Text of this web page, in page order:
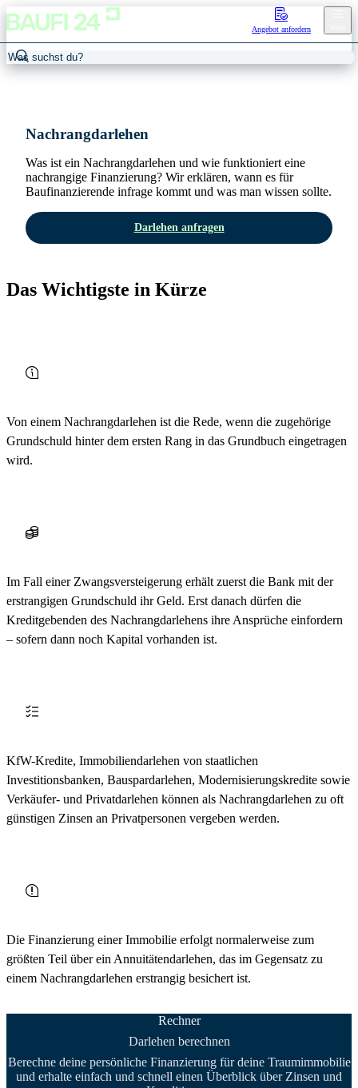
Angebot anfordern
Nachrangdarlehen
Was ist ein Nachrangdarlehen und wie funktioniert eine
nachrangige Finanzierung? Wir erklären, wann es für
Baufinanzierende infrage kommt und was man wissen sollte.
Darlehen anfragen
Das Wichtigste in Kürze
Von einem Nachrangdarlehen ist die Rede, wenn die zugehörige
Grundschuld hinter dem ersten Rang in das Grundbuch eingetragen
wird.
Im Fall einer Zwangsversteigerung erhält zuerst die Bank mit der
erstrangigen Grundschuld ihr Geld. Erst danach dürfen die
Kreditgebenden des Nachrangdarlehens ihre Ansprüche einfordern
– sofern dann noch Kapital vorhanden ist.
KfW-Kredite, Immobiliendarlehen von staatlichen
Investitionsbanken, Bauspardarlehen, Modernisierungskredite sowie
Verkäufer- und Privatdarlehen können als Nachrangdarlehen zu oft
günstigen Zinsen an Privatpersonen vergeben werden.
Die Finanzierung einer Immobilie erfolgt normalerweise zum
größten Teil über ein Annuitätendarlehen, das im Gegensatz zu
einem Nachrangdarlehen erstrangig besichert ist.
Rechner
Darlehen berechnen
Berechne deine persönliche Finanzierung für deine Traumimmobilie
und erhalte einfach und schnell einen Überblick über Zinsen und